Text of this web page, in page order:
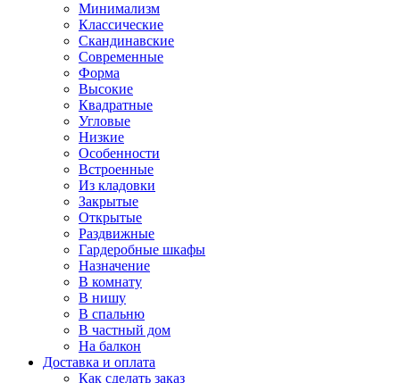
Минимализм
Классические
Скандинавские
Современные
Форма
Высокие
Квадратные
Угловые
Низкие
Особенности
Встроенные
Из кладовки
Закрытые
Открытые
Раздвижные
Гардеробные шкафы
Назначение
В комнату
В нишу
В спальню
В частный дом
На балкон
Доставка и оплата
Как сделать заказ